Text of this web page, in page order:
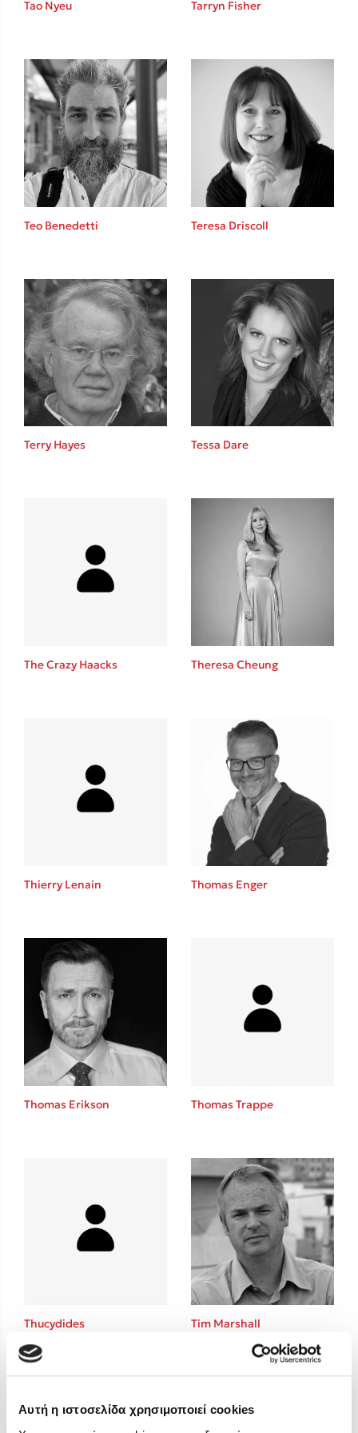
Αυτή η ιστοσελίδα χρησιμοποιεί cookies
Sebastian Fitzek
Playlist
Το λεξικό της ζωής σου
Κώστας Κρομμύδας
Ιωάννης Γλωσσόπουλος
Ένας γίγαντας στο σχολείο
Δανάη Δεληγεώργη
Η μέθοδος Αφήστε τους
Δημοφιλείς Συγγραφείς
Φυστίκι ΠουΚυλάει
Παύλος Καστανάς
El Sombrero
Στέφανος Ξενάκης
Sebastian Fitzek
Benzamin Bécue
Rebecca Yarros
Ali Hazelwood
Cori Doerrfeld
Pierdomenico Baccalario
Δανάη Ιμπραχήμ
Tao Nyeu Tarryn Fisher
Teo Benedetti Teresa Driscoll
Terry Hayes Tessa Dare
The Crazy Haacks Theresa Cheung
Thierry Lenain Thomas Enger
Thomas Erikson Thomas Trappe
Thucydides Tim Marshall